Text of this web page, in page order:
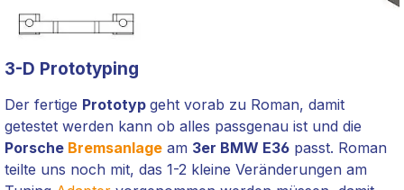
3-D Prototyping
Der fertige Prototyp geht vorab zu Roman, damit
getestet werden kann ob alles passgenau ist und die
Porsche Bremsanlage am 3er BMW E36 passt. Roman
teilte uns noch mit, das 1-2 kleine Veränderungen am